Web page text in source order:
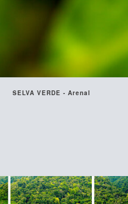
SELVA VERDE - Arenal